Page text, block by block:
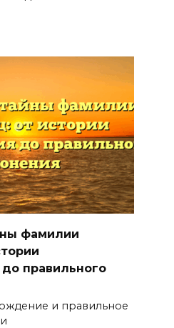
фамилии
правильного
и правильное